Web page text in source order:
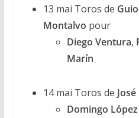
13 mai Toros de
Montalvo pour
Diego Ventura,
Marín
14 mai Toros de
Domingo